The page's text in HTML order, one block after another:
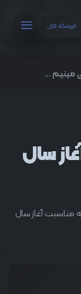
فروشگاه فایل
مینیم ...
سال
مناسبت آغاز سال